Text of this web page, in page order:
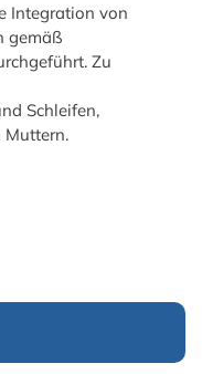
Integration von
gemäß
Zu
Schleifen,
Muttern.